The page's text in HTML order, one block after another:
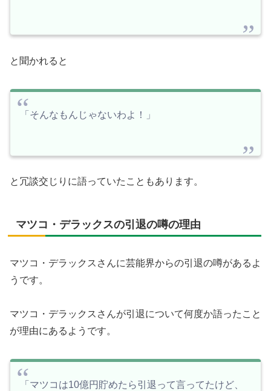
と聞かれると
「そんなもんじゃないわよ！」
と冗談交じりに語っていたこともあります。
マツコ・デラックスの引退の噂の理由
マツコ・デラックスさんに芸能界からの引退の噂があるよ
うです。
マツコ・デラックスさんが引退について何度か語ったこと
が理由にあるようです。
「マツコは10億円貯めたら引退って言ってたけど、